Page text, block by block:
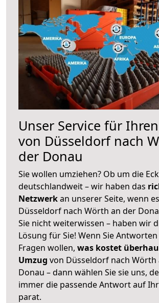
Unser Service für
von Düsseldorf nach
der Donau
Sie wollen umziehen? Ob um die
deutschlandweit – wir haben das
Netzwerkan unserer Seite, wenn
Düsseldorf nach Wörth an der
Sie nicht weiterwissen – haben wir
Lösung für Sie! Wenn Sie
Fragen wollen, was kostet
Umzug von Düsseldorf nach Wörth
Donau – dann wählen Sie sie uns,
immer die passende Antwort auf
parat.